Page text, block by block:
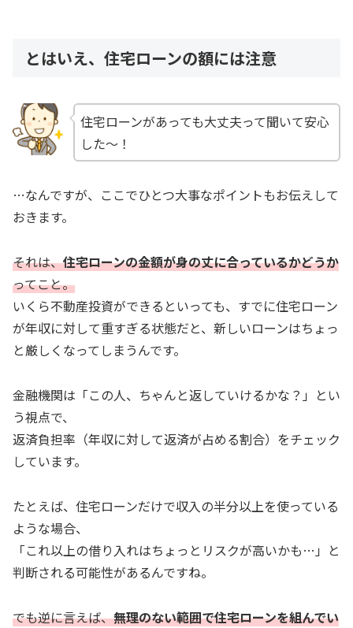
とはいえ、住宅ローンの額には注意
住宅ローンがあっても大丈夫って聞いて安心
した〜！
…なんですが、ここでひとつ大事なポイントもお伝えして
おきます。
それは、住宅ローンの金額が身の丈に合っているかどうか
ってこと。
いくら不動産投資ができるといっても、すでに住宅ローン
が年収に対して重すぎる状態だと、新しいローンはちょっ
と厳しくなってしまうんです。
金融機関は「この人、ちゃんと返していけるかな？」とい
う視点で、
返済負担率（年収に対して返済が占める割合）をチェック
しています。
たとえば、住宅ローンだけで収入の半分以上を使っている
ような場合、
「これ以上の借り入れはちょっとリスクが高いかも…」と
判断される可能性があるんですね。
でも逆に言えば、無理のない範囲で住宅ローンを組んでい